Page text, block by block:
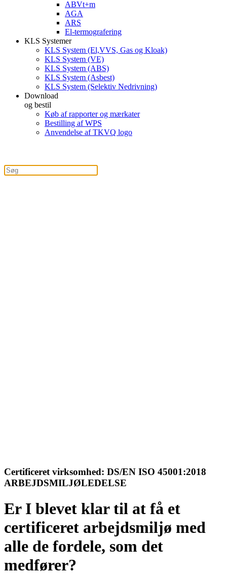
ABVt+m
AGA
ARS
El-termografering
KLS Systemer
KLS System (El,VVS, Gas og Kloak)
KLS System (VE)
KLS System (ABS)
KLS System (Asbest)
KLS System (Selektiv Nedrivning)
Download
og bestil
Køb af rapporter og mærkater
Bestilling af WPS
Anvendelse af TKVQ logo
Certificeret virksomhed: DS/EN ISO 45001:2018
ARBEJDSMILJØLEDELSE
Er I blevet klar til at få et
certificeret arbejdsmiljø med
alle de fordele, som det
medfører?